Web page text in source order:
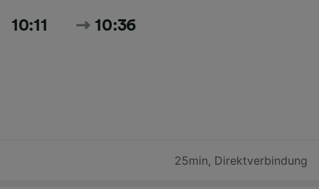
10:11 10:36
25min, Direktverbindung